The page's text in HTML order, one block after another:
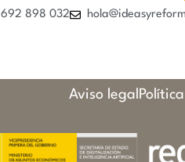
692 898 032
Aviso legal